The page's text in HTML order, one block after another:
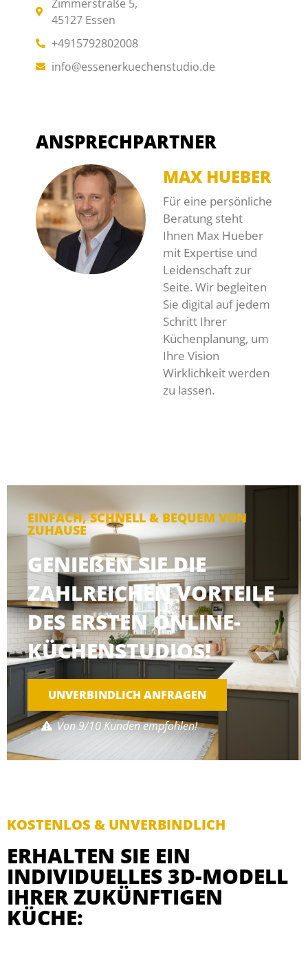
Zimmerstraße 5,
45127 Essen
+4915792802008
info@essenerkuechenstudio.de
ANSPRECHPARTNER
MAX HUEBER
Für eine persönliche
Beratung steht
Ihnen Max Hueber
mit Expertise und
Leidenschaft zur
Seite. Wir begleiten
Sie digital auf jedem
Schritt Ihrer
Küchenplanung, um
Ihre Vision
Wirklichkeit werden
zu lassen.
EINFACH, SCHNELL & BEQUEM VON
ZUHAUSE
GENIEßEN SIE DIE
ZAHLREICHEN VORTEILE
DES ERSTEN ONLINE-
KÜCHENSTUDIOS!
UNVERBINDLICH ANFRAGEN
Von 9/10 Kunden empfohlen!
KOSTENLOS & UNVERBINDLICH
ERHALTEN SIE EIN
INDIVIDUELLES 3D-MODELL
IHRER ZUKÜNFTIGEN
KÜCHE: